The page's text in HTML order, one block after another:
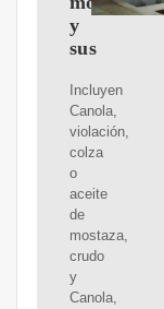
y
sus
Incluyen
Canola,
violación,
colza
o
aceite
de
mostaza,
crudo
y
Canola,